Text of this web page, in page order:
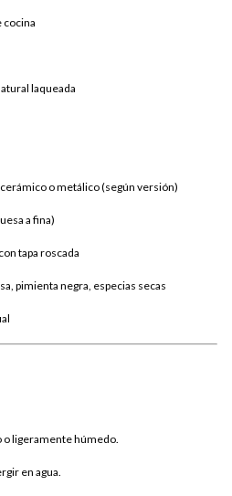
cocina
laqueada
o metálico (según versión)
a fina)
tapa roscada
pimienta negra, especias secas
ligeramente húmedo.
en agua.